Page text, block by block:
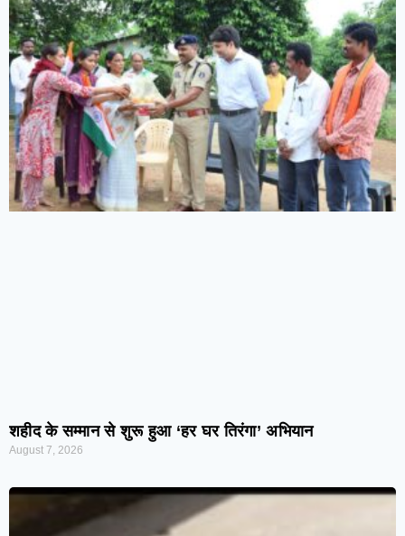
शहीद के सम्मान से शुरू हुआ ‘हर घर तिरंगा’ अभियान
August 7, 2026